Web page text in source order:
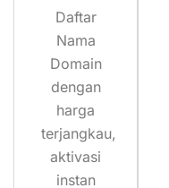
Daftar
Nama
Domain
dengan
harga
terjangkau,
aktivasi
instan